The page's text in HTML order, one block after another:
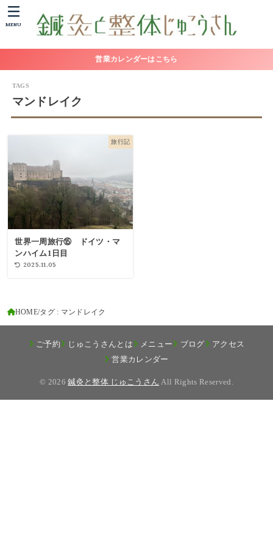
MENU
営業カレンダーはこちら
マンドレイク
旅行記
世界一周旅行⑮ ドイツ・マ
ンハイム1日目
2025.11.05
HOME タグ : マンドレイク
ご予約 じゅこうさんとは メニュー ブログ
アクセス
営業カレンダー
© 2026鍼灸と整体 じゅこうさん All Rights Reserved.